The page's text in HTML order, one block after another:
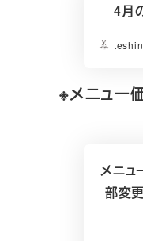
4月
※メニュー
メニュ
部変